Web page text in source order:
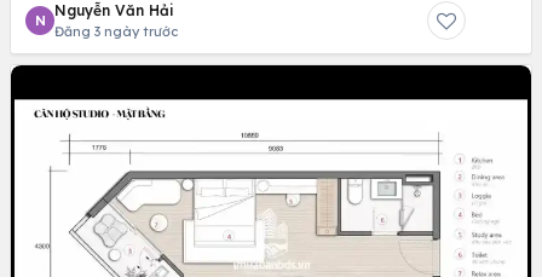
N
Nguyễn Văn Hải
Đăng 3 ngày trước